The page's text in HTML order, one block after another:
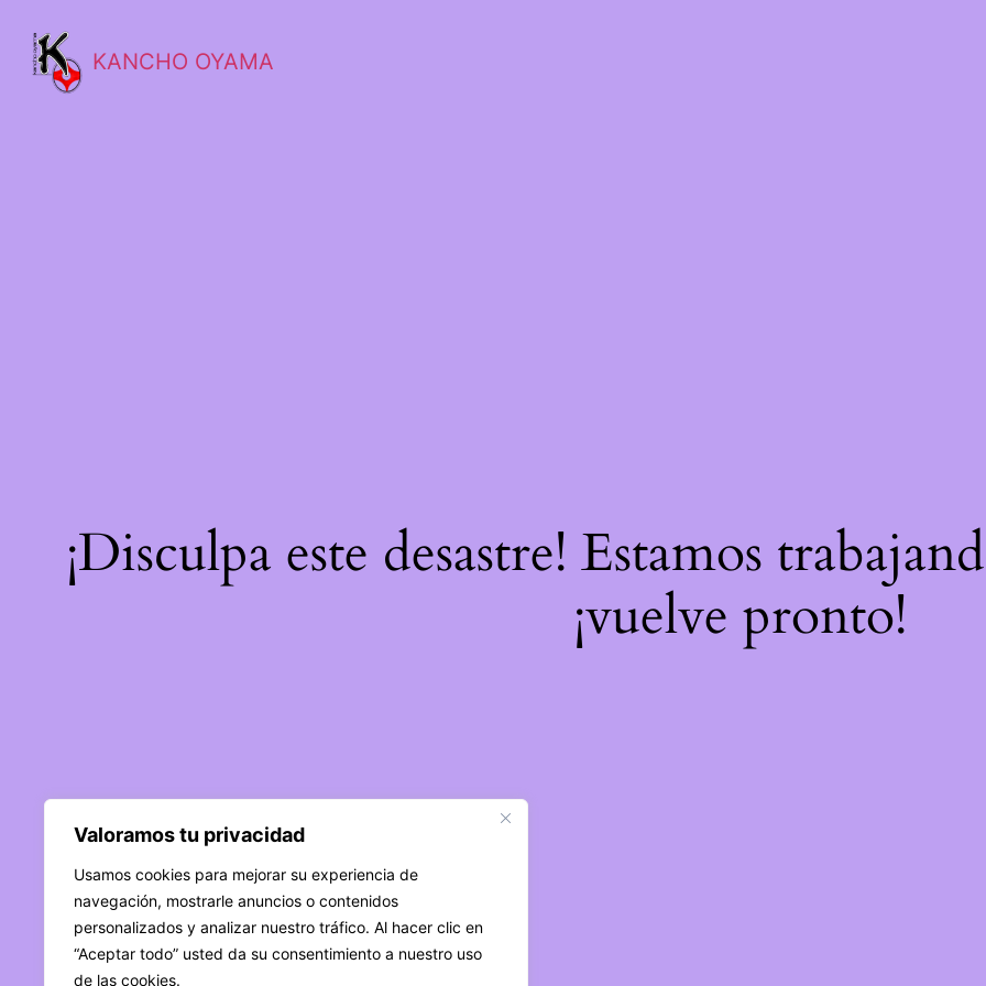
Valoramos tu privacidad
Usamos cookies para mejorar su experiencia de
navegación, mostrarle anuncios o contenidos
personalizados y analizar nuestro tráfico. Al hacer clic en
“Aceptar todo” usted da su consentimiento a nuestro uso
de las cookies.
KANCHO OYAMA
¡Disculpa este desastre! Estamos
¡vuelve pronto!